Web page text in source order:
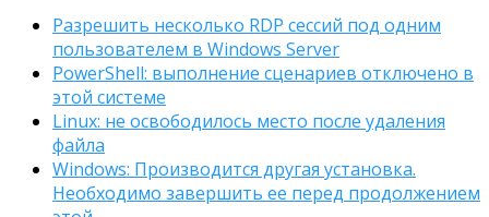
Разрешить несколько RDP сессий под одним
пользователем в Windows Server
PowerShell: выполнение сценариев отключено в
этой системе
Linux: не освободилось место после удаления
файла
Windows: Производится другая установка.
Необходимо завершить ее перед продолжением